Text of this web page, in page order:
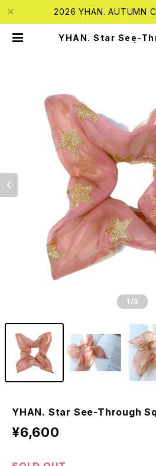
2026 YHAN. AUTUMN
YHAN. Star See-
1 /3
YHAN. Star See-Through
¥6,600